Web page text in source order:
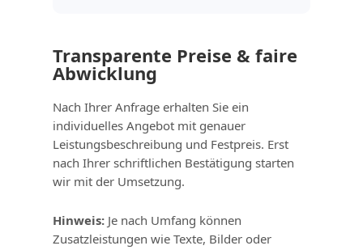
Transparente Preise & faire
Abwicklung
Nach Ihrer Anfrage erhalten Sie ein
individuelles Angebot mit genauer
Leistungsbeschreibung und Festpreis. Erst
nach Ihrer schriftlichen Bestätigung starten
wir mit der Umsetzung.
Hinweis:Je nach Umfang können
Zusatzleistungen wie Texte, Bilder oder